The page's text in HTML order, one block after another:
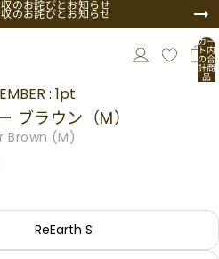
のお詫びとお知らせ
のお詫びとお知らせ
カー
ト内
の合
計商
品
数:
ブラウン（M）
Brown (M)
: 1pt
ReEarth S